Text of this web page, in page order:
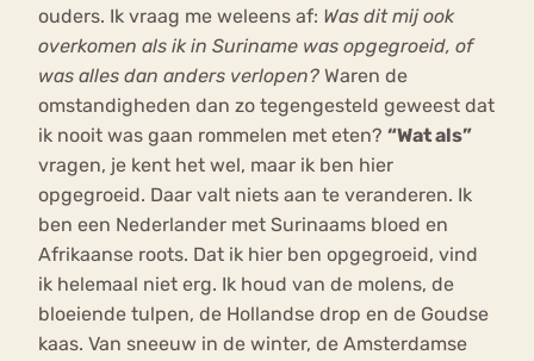
ouders. Ik vraag me weleens af: Was dit mij ook
overkomen als ik in Suriname was opgegroeid, of
was alles dan anders verlopen? Waren de
omstandigheden dan zo tegengesteld geweest dat
ik nooit was gaan rommelen met eten? “Wat als”
vragen, je kent het wel, maar ik ben hier
opgegroeid. Daar valt niets aan te veranderen. Ik
ben een Nederlander met Surinaams bloed en
Afrikaanse roots. Dat ik hier ben opgegroeid, vind
ik helemaal niet erg. Ik houd van de molens, de
bloeiende tulpen, de Hollandse drop en de Goudse
kaas. Van sneeuw in de winter, de Amsterdamse